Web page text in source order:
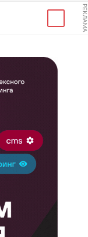
РЕКЛАМА